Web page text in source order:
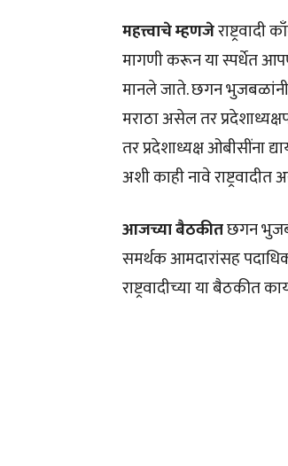
महत्त्वाचे म्हणजे
मागणी करून या स्पर्धेत
मानले जाते. छगन भुजबळांनी
मराठा असेल तर
तर प्रदेशाध्यक्ष ओबीसींना
अशी काही नावे
आजच्या बैठकीतछगन
समर्थक आमदारांसह
राष्ट्रवादीच्या या बैठकीत